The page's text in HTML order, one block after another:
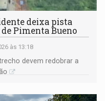
deixa pista
Pimenta Bueno
às 13:18
devem redobrar a